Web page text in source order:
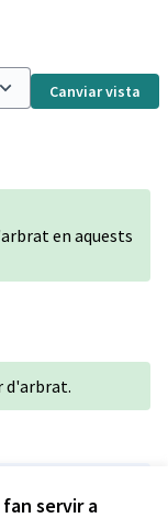
servir a
Canviar vista
en aquests
d'arbrat.